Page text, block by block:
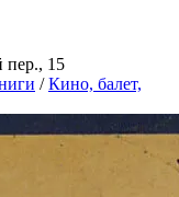
пер., 15
/ Кино, балет,